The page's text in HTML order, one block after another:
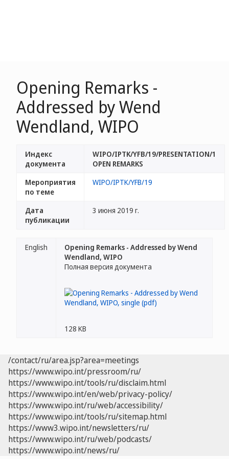
Opening Remarks -
Addressed by Wend
Wendland, WIPO
Индекс
документа
WIPO/IPTK/YFB/19/PRESENTATION/1
OPEN REMARKS
Мероприятия
по теме
WIPO/IPTK/YFB/19
Дата
публикации
3 июня 2019 г.
English
Opening Remarks - Addressed by Wend
Wendland, WIPO
Полная версия документа
128 KB
/contact/ru/area.jsp?area=meetings
https://www.wipo.int/pressroom/ru/
https://www.wipo.int/tools/ru/disclaim.html
https://www.wipo.int/en/web/privacy-policy/
https://www.wipo.int/ru/web/accessibility/
https://www.wipo.int/tools/ru/sitemap.html
https://www3.wipo.int/newsletters/ru/
https://www.wipo.int/ru/web/podcasts/
https://www.wipo.int/news/ru/